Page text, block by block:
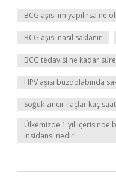
BCG aşısı im yapılırsa ne
BCG aşısı nasıl saklanır
BCG tedavisi ne kadar
HPV aşısı buzdolabında
Soğuk zincir ilaçlar kaç
Ülkemizde 1 yıl içerisinde
insidansı nedir